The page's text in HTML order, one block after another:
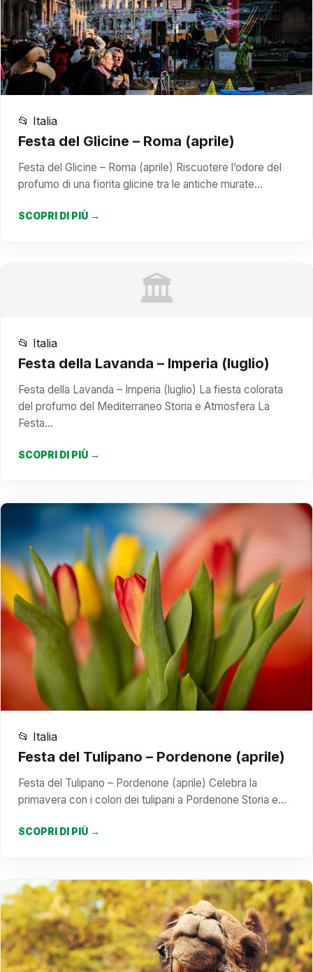
📂 Italia
Festa del Glicine – Roma (aprile)
Festa del Glicine – Roma (aprile) Riscuotere l’odore del
profumo di una fiorita glicine tra le antiche murate…
SCOPRI DI PIÙ →
🏛️
📂 Italia
Festa della Lavanda – Imperia (luglio)
Festa della Lavanda – Imperia (luglio) La fiesta colorata
del profumo del Mediterraneo Storia e Atmosfera La
Festa…
SCOPRI DI PIÙ →
📂 Italia
Festa del Tulipano – Pordenone (aprile)
Festa del Tulipano – Pordenone (aprile) Celebra la
primavera con i colori dei tulipani a Pordenone Storia e…
SCOPRI DI PIÙ →